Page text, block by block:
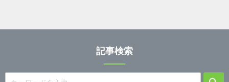
記事検索